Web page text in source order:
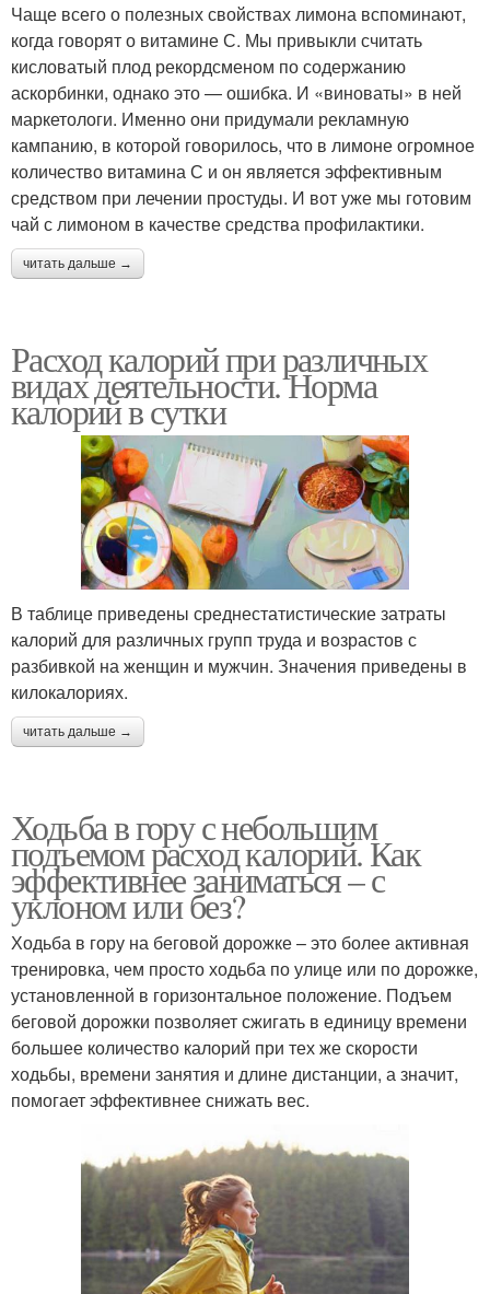
Чаще всего о полезных свойствах лимона вспоминают,
когда говорят о витамине С. Мы привыкли считать
кисловатый плод рекордсменом по содержанию
аскорбинки, однако это — ошибка. И «виноваты» в ней
маркетологи. Именно они придумали рекламную
кампанию, в которой говорилось, что в лимоне огромное
количество витамина С и он является эффективным
средством при лечении простуды. И вот уже мы готовим
чай с лимоном в качестве средства профилактики.
читать дальше →
Расход калорий при различных
видах деятельности. Норма
калорий в сутки
В таблице приведены среднестатистические затраты
калорий для различных групп труда и возрастов с
разбивкой на женщин и мужчин. Значения приведены в
килокалориях.
читать дальше →
Ходьба в гору с небольшим
подъемом расход калорий. Как
эффективнее заниматься – с
уклоном или без?
Ходьба в гору на беговой дорожке – это более активная
тренировка, чем просто ходьба по улице или по дорожке,
установленной в горизонтальное положение. Подъем
беговой дорожки позволяет сжигать в единицу времени
большее количество калорий при тех же скорости
ходьбы, времени занятия и длине дистанции, а значит,
помогает эффективнее снижать вес.